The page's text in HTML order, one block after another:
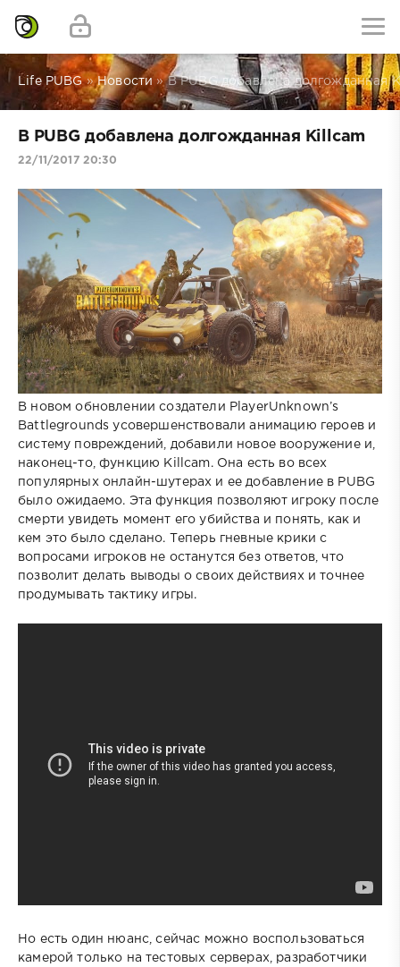
Life PUBG»Новости » В PUBG добавлена долгожданная
В PUBG добавлена долгожданная Killcam
22/11/2017 20:30
В новом обновлении создатели PlayerUnknown’s
Battlegrounds усовершенствовали анимацию героев и
систему повреждений, добавили новое вооружение и,
наконец-то, функцию Killcam. Она есть во всех
популярных онлайн-шутерах и ее добавление в PUBG
было ожидаемо. Эта функция позволяют игроку после
смерти увидеть момент его убийства и понять, как и
кем это было сделано. Теперь гневные крики с
вопросами игроков не останутся без ответов, что
позволит делать выводы о своих действиях и точнее
продумывать тактику игры.
Но есть один нюанс, сейчас можно воспользоваться
камерой только на тестовых серверах, разработчики